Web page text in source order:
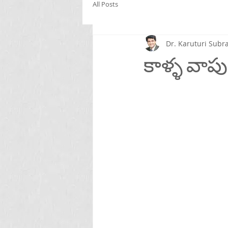
All Posts
కాళ్ళ వాపు
Dr. Karuturi